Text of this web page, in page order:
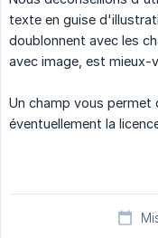
texte en guise
doublonnent avec les
avec image, est mieux-
Un champ vous
éventuellement la